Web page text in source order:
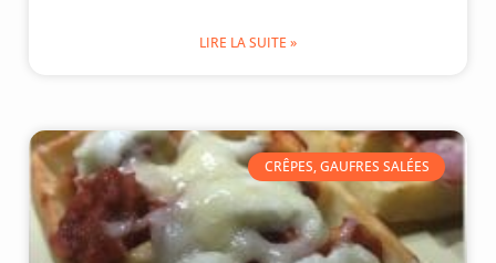
LIRE LA SUITE »
CRÊPES, GAUFRES SALÉES